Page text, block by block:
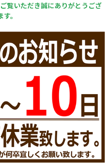
覧いただき誠にありがとうござ
す。